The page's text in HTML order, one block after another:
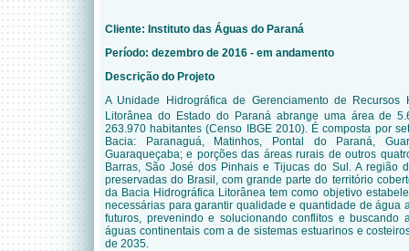
Cliente: Instituto das Águas do Paraná
Período: dezembro de 2016 - em andamento
Descrição do Projeto
A Unidade Hidrográfica de Gerenciamento de Recursos
Litorânea do Estado do Paraná abrange uma área de
263.970 habitantes (Censo IBGE 2010). É composta por
Bacia: Paranaguá, Matinhos, Pontal do Paraná,
Guaraqueçaba; e porções das áreas rurais de outros
Barras, São José dos Pinhais e Tijucas do Sul. A região
preservadas do Brasil, com grande parte do território
da Bacia Hidrográfica Litorânea tem como objetivo
necessárias para garantir qualidade e quantidade de água
futuros, prevenindo e solucionando conflitos e buscando
águas continentais com a de sistemas estuarinos e
de 2035.